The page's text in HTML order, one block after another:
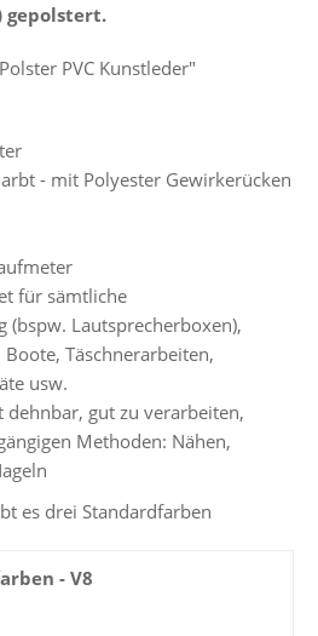
gepolstert.
PVC Kunstleder"
- mit Polyester Gewirkerücken
für sämtliche
(bspw. Lautsprecherboxen),
Täschnerarbeiten,
usw.
dehnbar, gut zu verarbeiten,
Methoden: Nähen,
es drei Standardfarben
- V8